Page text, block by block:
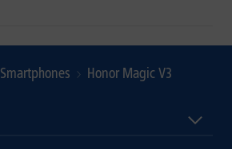
Smartphones Honor Magic V3